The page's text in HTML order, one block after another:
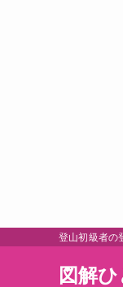
登山初級者の
図解